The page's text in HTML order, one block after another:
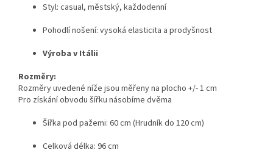
Styl: casual, městský, každodenní
Pohodlí nošení: vysoká elasticita a prodyšnost
Výroba v Itálii
Rozměry:
Rozměry uvedené níže jsou měřeny na plocho +/- 1 cm
Pro získání obvodu šířku násobíme dvěma
Šířka pod pažemi: 60 cm (Hrudník do 120 cm)
Celková délka: 96 cm